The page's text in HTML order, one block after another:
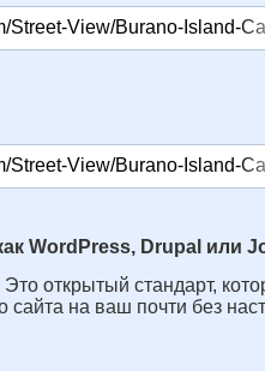
WordPress, Drupal или
Это открытый стандарт,
сайта на ваш почти без